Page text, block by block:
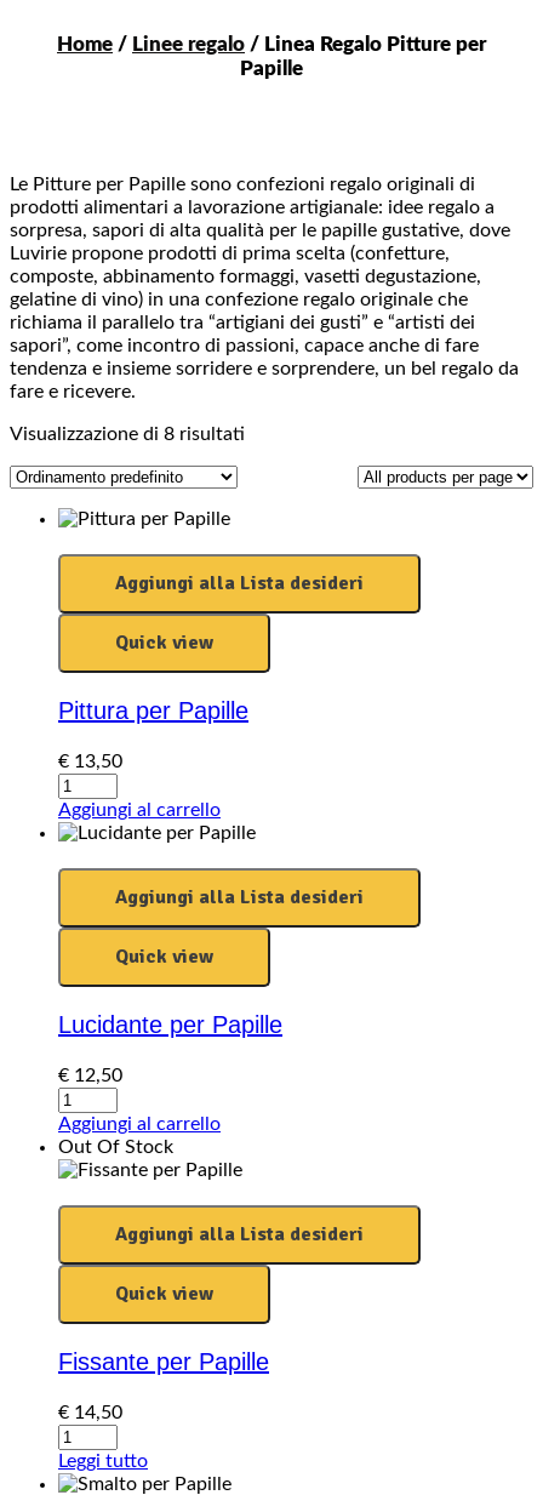
Home / Linee regalo / Linea Regalo Pitture per
Papille
Le Pitture per Papille sono confezioni regalo originali di
prodotti alimentari a lavorazione artigianale: idee regalo a
sorpresa, sapori di alta qualità per le papille gustative, dove
Luvirie propone prodotti di prima scelta (confetture,
composte, abbinamento formaggi, vasetti degustazione,
gelatine di vino) in una confezione regalo originale che
richiama il parallelo tra “artigiani dei gusti” e “artisti dei
sapori”, come incontro di passioni, capace anche di fare
tendenza e insieme sorridere e sorprendere, un bel regalo da
fare e ricevere.
Visualizzazione di 8 risultati
Aggiungi alla Lista desideri
Quick view
Pittura per Papille
€ 13,50
Pittura
per
Papille
Aggiungi al carrello
Aggiungi alla Lista desideri
Quick view
Lucidante per Papille
€ 12,50
Lucidante
per
Papille
quantity
Aggiungi al carrello
Out Of Stock
Aggiungi alla Lista desideri
Quick view
Fissante per Papille
€ 14,50
Fissante
per
Papille
Leggi tutto